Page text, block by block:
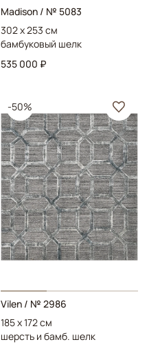
Madison / № 5083
302 x 253 см
бамбуковый шелк
535 000 ₽
-50%
Vilen / № 2986
185 x 172 см
шерсть и бамб. шелк